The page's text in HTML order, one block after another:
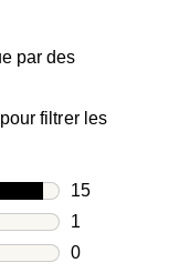
par des
filtrer les
15
15 avis
1
1 avis avec
0